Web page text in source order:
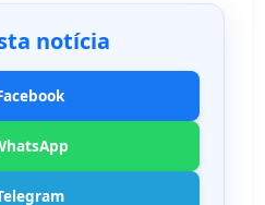
notícia